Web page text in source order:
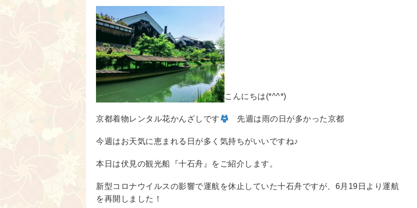
こんにちは(*^^*)
京都着物レンタル花かんざしです 先週は雨の日が多かった京都
今週はお天気に恵まれる日が多く気持ちがいいですね♪
本日は伏見の観光船『十石舟』をご紹介します。
新型コロナウイルスの影響で運航を休止していた十石舟ですが、6月19日より運航
を再開しました！